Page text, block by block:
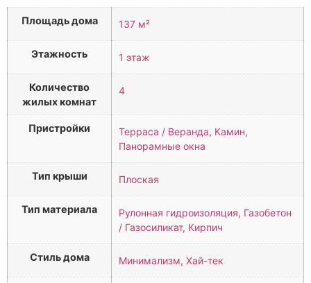
Площадь дома 137 м²
Этажность 1 этаж
Количество
жилых комнат
4
Пристройки
Терраса / Веранда, Камин,
Панорамные окна
Тип крыши Плоская
Тип материала
Рулонная гидроизоляция, Газобетон
/ Газосиликат, Кирпич
Стиль дома Минимализм, Хай-тек